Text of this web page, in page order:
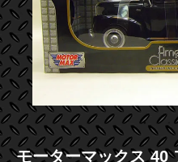
モーターマックス 40